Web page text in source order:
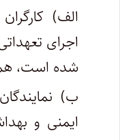
الف)
اجرای
شده است،
ب)
ایمنی و